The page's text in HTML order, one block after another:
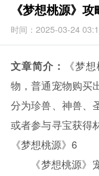
《梦想桃源》
时间：2025-03-24
文章简介：
《梦
物，普通宠物购买
分为珍兽、神兽、
或者参与寻宝获得
《梦想桃源》6
《梦想桃源